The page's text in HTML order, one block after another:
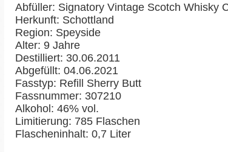
Abfüller: Signatory Vintage Scotch Whisky
Herkunft: Schottland
Region: Speyside
Alter: 9 Jahre
Destilliert: 30.06.2011
Abgefüllt: 04.06.2021
Fasstyp: Refill Sherry Butt
Fassnummer: 307210
Alkohol: 46% vol.
Limitierung: 785 Flaschen
Flascheninhalt: 0,7 Liter